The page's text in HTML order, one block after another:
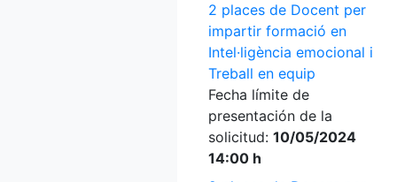
2 places de Docent per
impartir formació en
Intel·ligència emocional i
Treball en equip
Fecha límite de
presentación de la
solicitud: 10/05/2024
14:00 h